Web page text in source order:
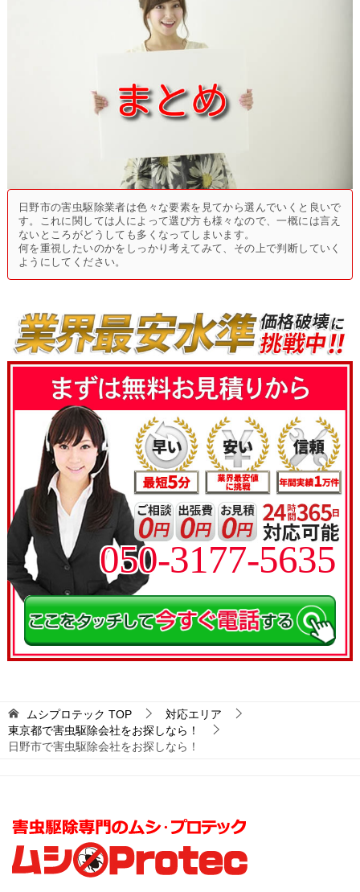
日野市の害虫駆除業者は色々な要素を見てから選んでいくと良いで
す。これに関しては人によって選び方も様々なので、一概には言え
ないところがどうしても多くなってしまいます。
何を重視したいのかをしっかり考えてみて、その上で判断していく
ようにしてください。
050-3177-5635
ムシプロテック TOP
対応エリア
東京都で害虫駆除会社をお探しなら！
日野市で害虫駆除会社をお探しなら！